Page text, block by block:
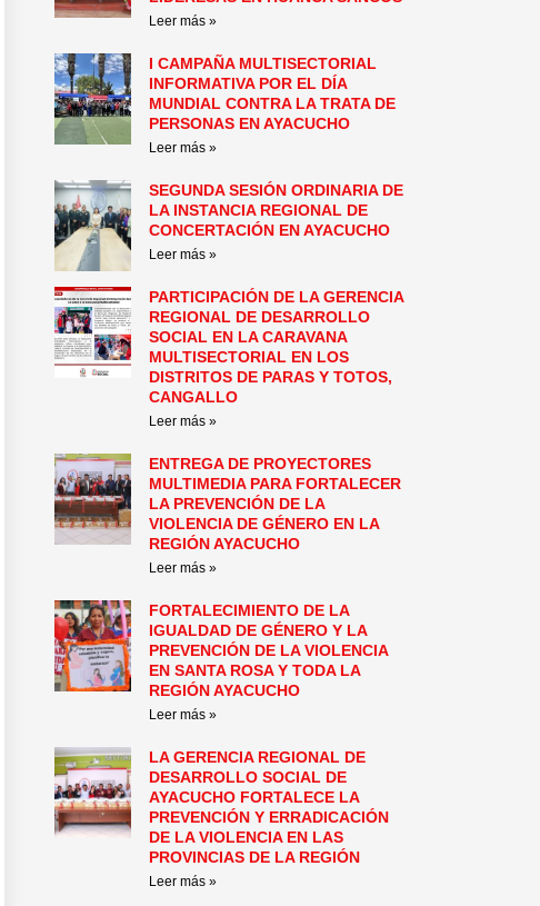
Leer más »
I CAMPAÑA MULTISECTORIAL
INFORMATIVA POR EL DÍA
MUNDIAL CONTRA LA TRATA DE
PERSONAS EN AYACUCHO
Leer más »
SEGUNDA SESIÓN ORDINARIA DE
LA INSTANCIA REGIONAL DE
CONCERTACIÓN EN AYACUCHO
Leer más »
PARTICIPACIÓN DE LA GERENCIA
REGIONAL DE DESARROLLO
SOCIAL EN LA CARAVANA
MULTISECTORIAL EN LOS
DISTRITOS DE PARAS Y TOTOS,
CANGALLO
Leer más »
ENTREGA DE PROYECTORES
MULTIMEDIA PARA FORTALECER
LA PREVENCIÓN DE LA
VIOLENCIA DE GÉNERO EN LA
REGIÓN AYACUCHO
Leer más »
FORTALECIMIENTO DE LA
IGUALDAD DE GÉNERO Y LA
PREVENCIÓN DE LA VIOLENCIA
EN SANTA ROSA Y TODA LA
REGIÓN AYACUCHO
Leer más »
LA GERENCIA REGIONAL DE
DESARROLLO SOCIAL DE
AYACUCHO FORTALECE LA
PREVENCIÓN Y ERRADICACIÓN
DE LA VIOLENCIA EN LAS
PROVINCIAS DE LA REGIÓN
Leer más »